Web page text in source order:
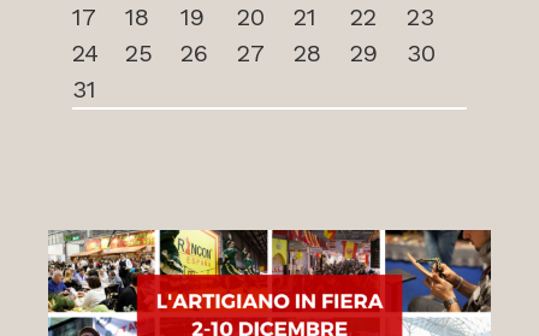
17
18 19 20 21 22
23
24
25 26 27 28 29
30
31